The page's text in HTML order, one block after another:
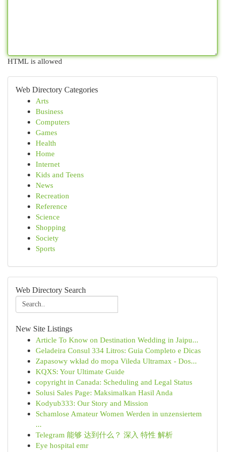
HTML is allowed
Web Directory Categories
Arts
Business
Computers
Games
Health
Home
Internet
Kids and Teens
News
Recreation
Reference
Science
Shopping
Society
Sports
Web Directory Search
New Site Listings
Article To Know on Destination Wedding in Jaipu...
Geladeira Consul 334 Litros: Guia Completo e Dicas
Zapasowy wkład do mopa Vileda Ultramax - Dos...
KQXS: Your Ultimate Guide
copyright in Canada: Scheduling and Legal Status
Solusi Sales Page: Maksimalkan Hasil Anda
Kodyub333: Our Story and Mission
Schamlose Amateur Women Werden in unzensiertem
...
Telegram 能够 达到什么？ 深入 特性 解析
Eye hospital emr